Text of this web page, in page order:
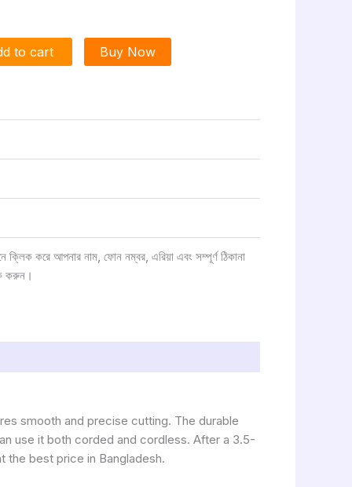
to cart Buy Now
করে আপনার নাম, ফোন নম্বর, এরিয়া এবং সম্পূর্ণ ঠিকানা
করুন।
smooth and precise cutting. The durable
use it both corded and cordless. After a 3.5-
the best price in Bangladesh.